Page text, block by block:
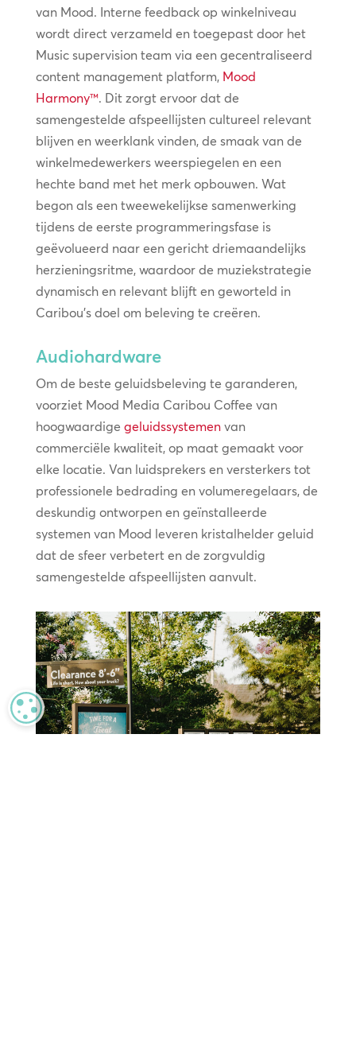
van Mood. Interne feedback op winkelniveau
wordt direct verzameld en toegepast door het
Music supervision team via een gecentraliseerd
content management platform, Mood
Harmony™. Dit zorgt ervoor dat de
samengestelde afspeellijsten cultureel relevant
blijven en weerklank vinden, de smaak van de
winkelmedewerkers weerspiegelen en een
hechte band met het merk opbouwen. Wat
begon als een tweewekelijkse samenwerking
tijdens de eerste programmeringsfase is
geëvolueerd naar een gericht driemaandelijks
herzieningsritme, waardoor de muziekstrategie
dynamisch en relevant blijft en geworteld in
Caribou’s doel om beleving te creëren.
Audiohardware
Om de beste geluidsbeleving te garanderen,
voorziet Mood Media Caribou Coffee van
hoogwaardige geluidssystemenvan
commerciële kwaliteit, op maat gemaakt voor
elke locatie. Van luidsprekers en versterkers tot
professionele bedrading en volumeregelaars, de
deskundig ontworpen en geïnstalleerde
systemen van Mood leveren kristalhelder geluid
dat de sfeer verbetert en de zorgvuldig
samengestelde afspeellijsten aanvult.
MANAGE PRIVACY